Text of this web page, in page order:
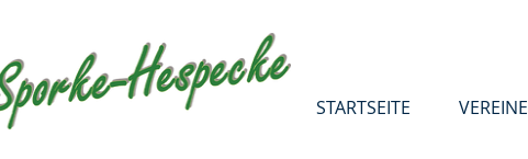
STARTSEITE VEREINE